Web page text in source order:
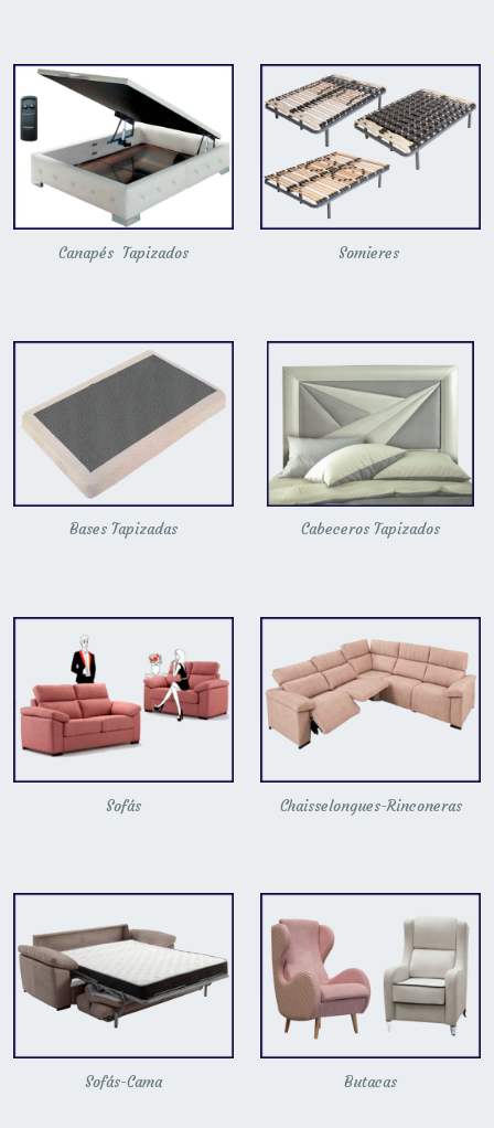
Canapés Tapizados Somieres
Bases Tapizadas Cabeceros Tapizados
Sofás Chaisselongues-Rinconeras
Sofás-Cama Butacas